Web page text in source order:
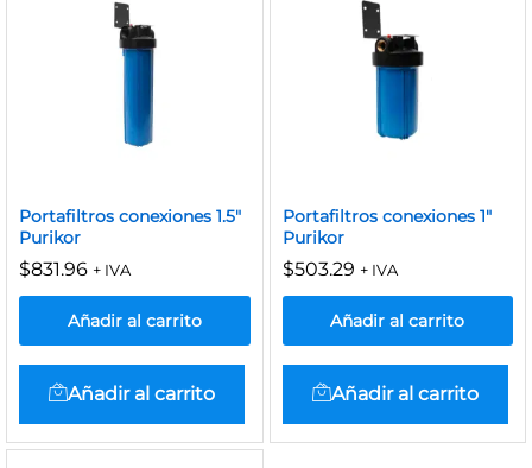
Portafiltros conexiones 1.5″
Purikor
$831.96 + IVA
Añadir al carrito
Añadir al carrito
Portafiltros conexiones 1″
Purikor
$503.29 + IVA
Añadir al carrito
Añadir al carrito